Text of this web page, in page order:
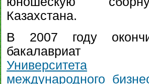
Казахстана.
В 2007 году
бакалавриат
Университета
международного